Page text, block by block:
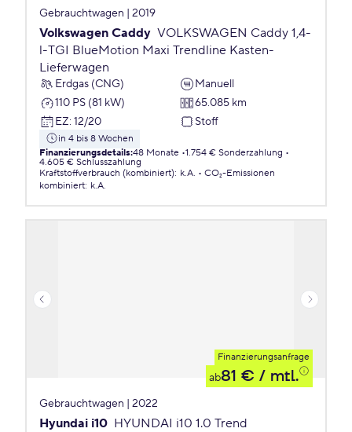
Gebrauchtwagen | 2019
Volkswagen Caddy VOLKSWAGEN Caddy 1,4-
l-TGI BlueMotion Maxi Trendline Kasten-
Lieferwagen
Erdgas (CNG)
Manuell
110 PS (81 kW)
65.085 km
EZ: 12/20 Stoff
in 4 bis 8 Wochen
Finanzierungsdetails:48 Monate 1.754 € Sonderzahlung
4.605 € Schlusszahlung
Kraftstoffverbrauch (kombiniert): k.A.
CO₂-Emissionen
kombiniert: k.A.
Finanzierungsanfrage
ab81 € / mtl.
Gebrauchtwagen | 2022
Hyundai i10 HYUNDAI i10 1.0 Trend